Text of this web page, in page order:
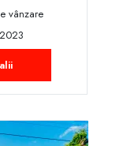
vânzare
2023